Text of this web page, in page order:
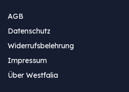
AGB
Datenschutz
Widerrufsbelehrung
Impressum
Über Westfalia